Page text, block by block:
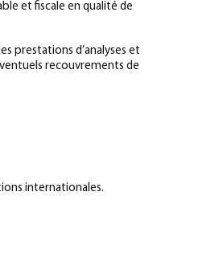
et fiscale en qualité de
prestations d’analyses et
recouvrements de
internationales.